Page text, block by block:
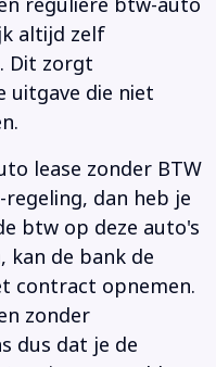
altijd zelf
Dit zorgt
uitgave die niet
lease zonder BTW
dan heb je
btw op deze auto's
kan de bank de
contract opnemen.
zonder
dus dat je de